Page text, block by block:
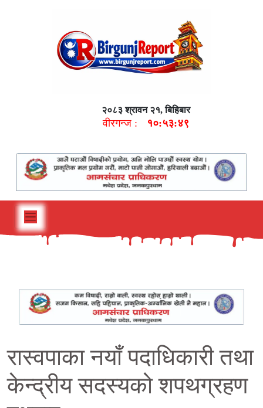
२०८३ श्रावन २१, बिहिबार
वीरगन्ज : १०:५३:५०
रास्वपाका नयाँ पदाधिकारी तथा
केन्द्रीय सदस्यको शपथग्रहण